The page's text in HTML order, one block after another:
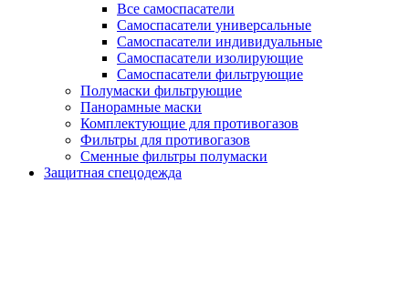
Все самоспасатели
Самоспасатели универсальные
Самоспасатели индивидуальные
Самоспасатели изолирующие
Самоспасатели фильтрующие
Полумаски фильтрующие
Панорамные маски
Комплектующие для противогазов
Фильтры для противогазов
Сменные фильтры полумаски
Защитная спецодежда